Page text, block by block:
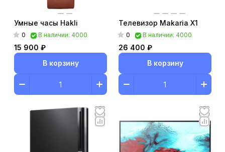
Умные часы Hakli
0 В наличии: 4000
15 900 ₽
В корзину
Телевизор Makaria X1
0 В наличии: 4000
26 400 ₽
В корзину